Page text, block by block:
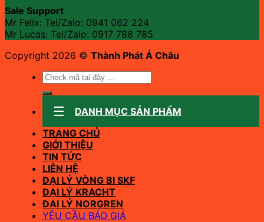
Sale Support
Mr Felix: Tel/Zalo: 0941 062 224
Mr Lucas: Tel/Zalo: 0917 788 785
Copyright 2026 © Thành Phát Á Châu
Tìm
kiếm:
DANH MỤC SẢN PHẨM
TRANG CHỦ
GIỚI THIỆU
TIN TỨC
LIÊN HỆ
ĐẠI LÝ VÒNG BI SKF
ĐẠI LÝ KRACHT
ĐẠI LÝ NORGREN
YÊU CẦU BÁO GIÁ